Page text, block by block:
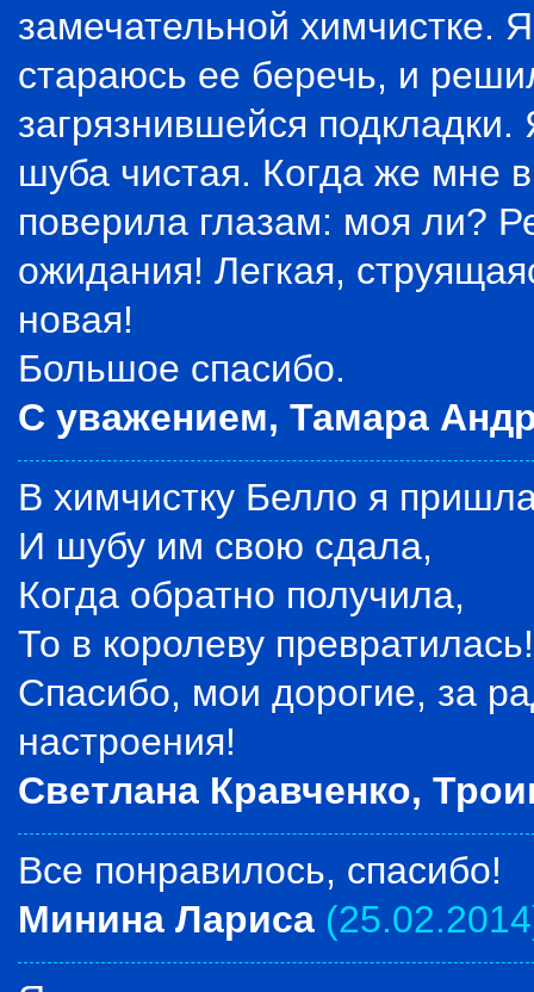
замечательной химчистке.
стараюсь ее беречь, и
загрязнившейся
шуба чистая. Когда же мне
поверила глазам: моя ли?
ожидания! Легкая,
новая!
Большое спасибо.
С уважением, Тамара
В химчистку Белло я
И шубу им свою сдала,
Когда обратно получила,
То в королеву превратилась!
Спасибо, мои дорогие, за
настроения!
Светлана Кравченко,
Все понравилось, спасибо!
Минина Лариса